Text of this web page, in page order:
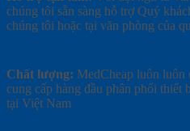
chúng tôi sẵn sàng hỗ trợ Quý
chúng tôi hoặc tại văn phòng của
Chất lượng: MedCheap luôn luôn
cung cấp hàng đầu phân phối thiết
tại Việt Nam